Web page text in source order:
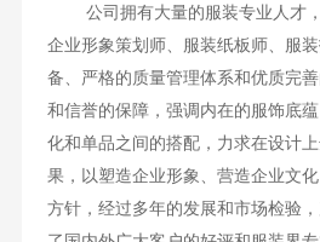
公司拥有大量的服装专业人才，
企业形象策划师、服装纸板师、服
备、严格的质量管理体系和优质完
和信誉的保障，强调内在的服饰底
化和单品之间的搭配，力求在设计
果，以塑造企业形象、营造企业文
方针，经过多年的发展和市场检验